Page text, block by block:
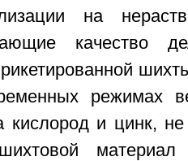
на
качество
режимах
кислород и цинк, не